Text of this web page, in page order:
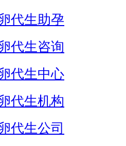
代生助孕
代生咨询
代生中心
代生机构
代生公司